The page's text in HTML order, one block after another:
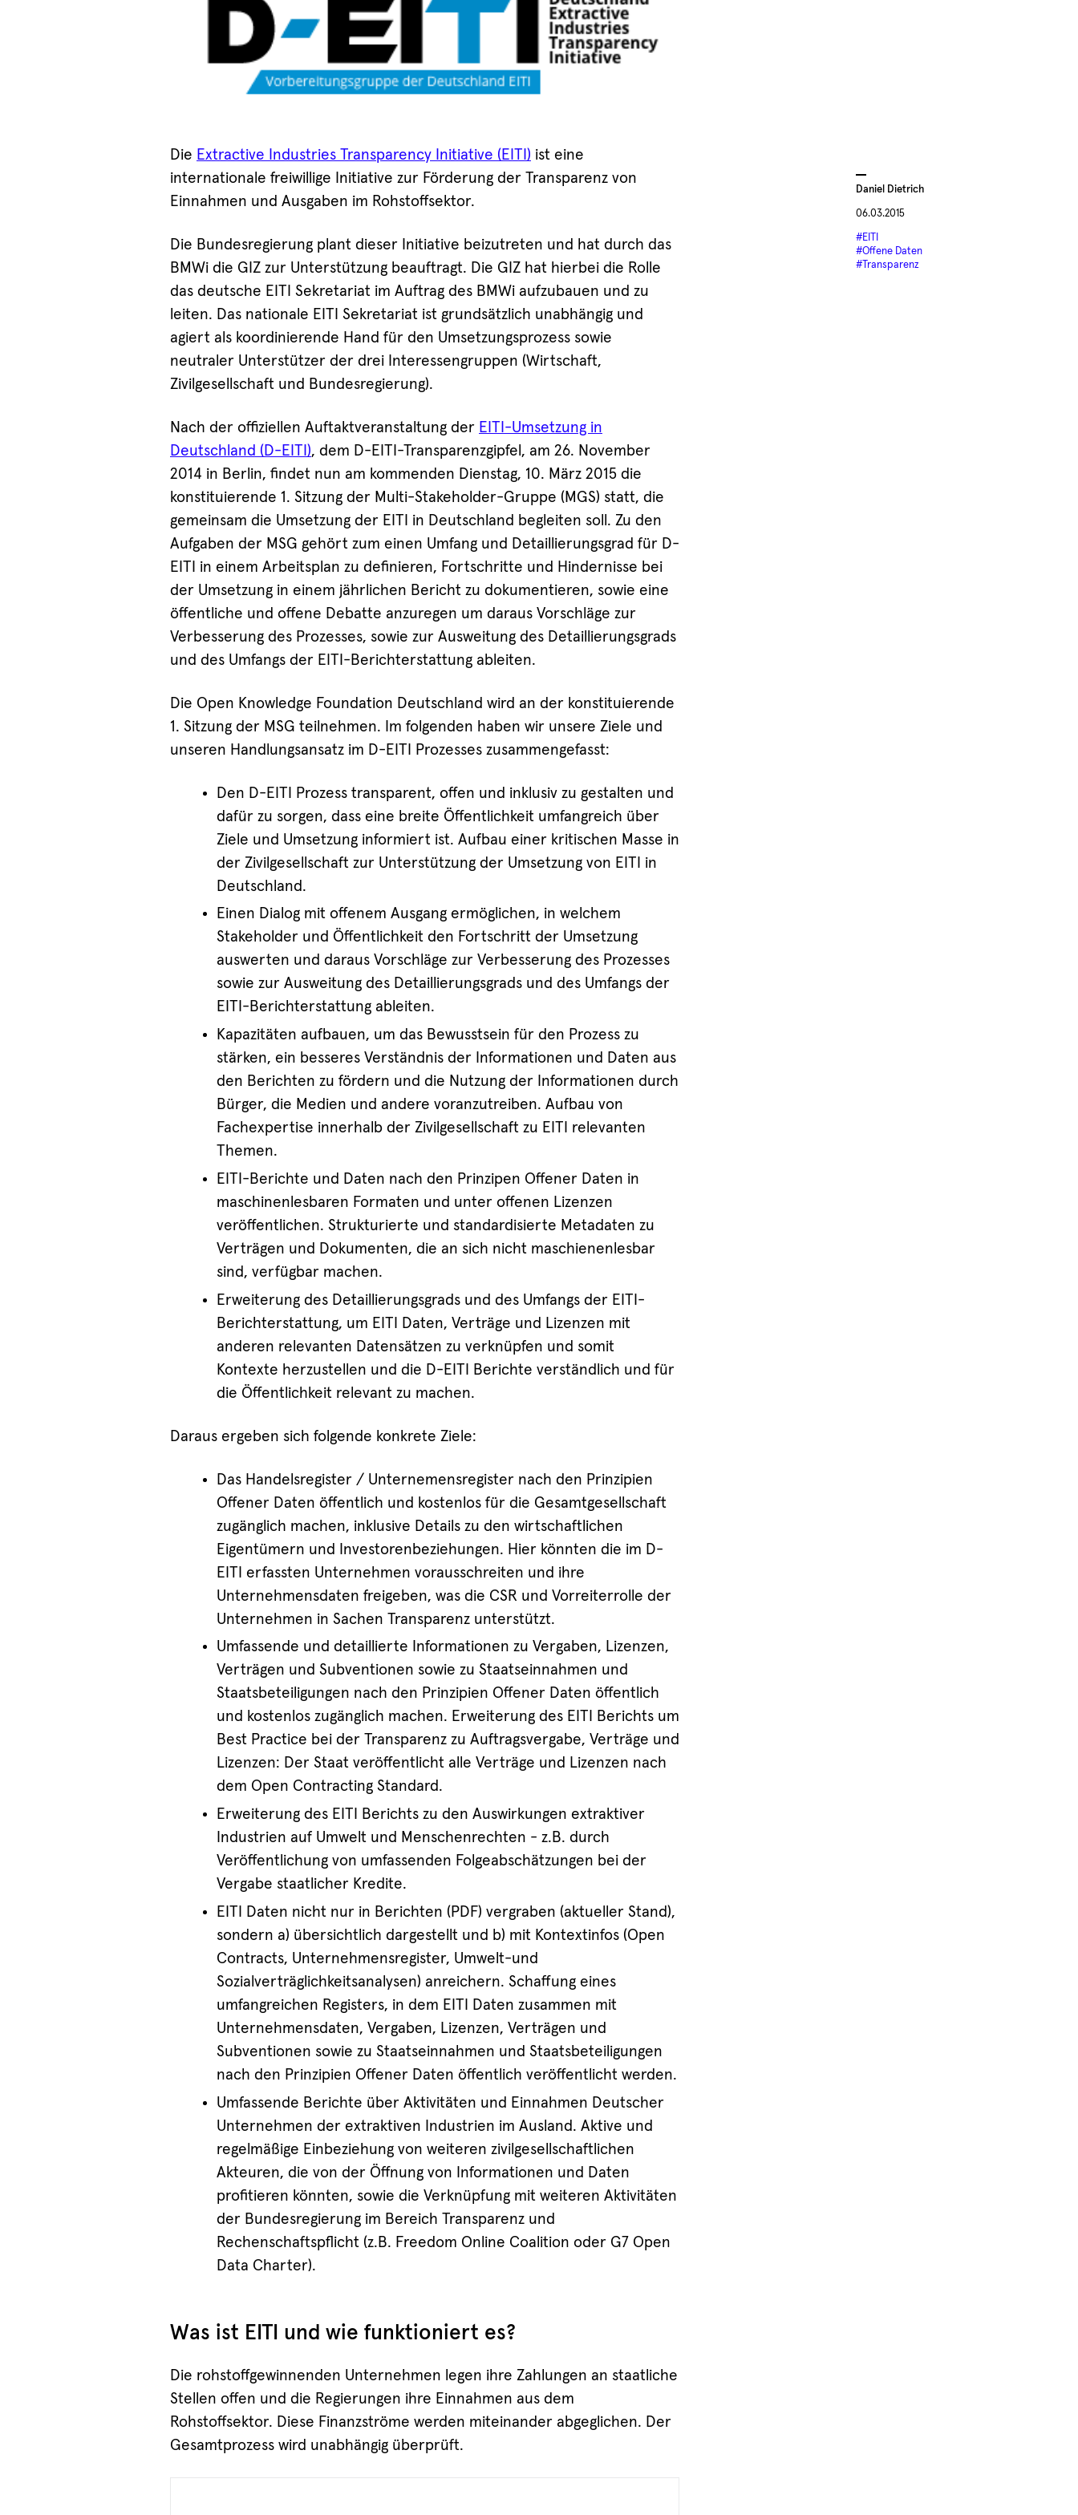
Daniel Dietrich
06.03.2015
#EITI
#Offene Daten
#Transparenz
Die Extractive Industries Transparency Initiative (EITI) ist eine
internationale freiwillige Initiative zur Förderung der Transparenz von
Einnahmen und Ausgaben im Rohstoffsektor.
Die Bundesregierung plant dieser Initiative beizutreten und hat durch das
BMWi die GIZ zur Unterstützung beauftragt. Die GIZ hat hierbei die Rolle
das deutsche EITI Sekretariat im Auftrag des BMWi aufzubauen und zu
leiten. Das nationale EITI Sekretariat ist grundsätzlich unabhängig und
agiert als koordinierende Hand für den Umsetzungsprozess sowie
neutraler Unterstützer der drei Interessengruppen (Wirtschaft,
Zivilgesellschaft und Bundesregierung).
Nach der offiziellen Auftaktveranstaltung der EITI-Umsetzung in
Deutschland (D-EITI), dem D-EITI-Transparenzgipfel, am 26. November
2014 in Berlin, findet nun am kommenden Dienstag, 10. März 2015 die
konstituierende 1. Sitzung der Multi-Stakeholder-Gruppe (MGS) statt, die
gemeinsam die Umsetzung der EITI in Deutschland begleiten soll. Zu den
Aufgaben der MSG gehört zum einen Umfang und Detaillierungsgrad für D-
EITI in einem Arbeitsplan zu definieren, Fortschritte und Hindernisse bei
der Umsetzung in einem jährlichen Bericht zu dokumentieren, sowie eine
öffentliche und offene Debatte anzuregen um daraus Vorschläge zur
Verbesserung des Prozesses, sowie zur Ausweitung des Detaillierungsgrads
und des Umfangs der EITI-Berichterstattung ableiten.
Die Open Knowledge Foundation Deutschland wird an der konstituierende
1. Sitzung der MSG teilnehmen. Im folgenden haben wir unsere Ziele und
unseren Handlungsansatz im D-EITI Prozesses zusammengefasst:
Den D-EITI Prozess transparent, offen und inklusiv zu gestalten und
dafür zu sorgen, dass eine breite Öffentlichkeit umfangreich über
Ziele und Umsetzung informiert ist. Aufbau einer kritischen Masse in
der Zivilgesellschaft zur Unterstützung der Umsetzung von EITI in
Deutschland.
Einen Dialog mit offenem Ausgang ermöglichen, in welchem
Stakeholder und Öffentlichkeit den Fortschritt der Umsetzung
auswerten und daraus Vorschläge zur Verbesserung des Prozesses
sowie zur Ausweitung des Detaillierungsgrads und des Umfangs der
EITI-Berichterstattung ableiten.
Kapazitäten aufbauen, um das Bewusstsein für den Prozess zu
stärken, ein besseres Verständnis der Informationen und Daten aus
den Berichten zu fördern und die Nutzung der Informationen durch
Bürger, die Medien und andere voranzutreiben. Aufbau von
Fachexpertise innerhalb der Zivilgesellschaft zu EITI relevanten
Themen.
EITI-Berichte und Daten nach den Prinzipen Offener Daten in
maschinenlesbaren Formaten und unter offenen Lizenzen
veröffentlichen. Strukturierte und standardisierte Metadaten zu
Verträgen und Dokumenten, die an sich nicht maschienenlesbar
sind, verfügbar machen.
Erweiterung des Detaillierungsgrads und des Umfangs der EITI-
Berichterstattung, um EITI Daten, Verträge und Lizenzen mit
anderen relevanten Datensätzen zu verknüpfen und somit
Kontexte herzustellen und die D-EITI Berichte verständlich und für
die Öffentlichkeit relevant zu machen.
Daraus ergeben sich folgende konkrete Ziele:
Das Handelsregister / Unternemensregister nach den Prinzipien
Offener Daten öffentlich und kostenlos für die Gesamtgesellschaft
zugänglich machen, inklusive Details zu den wirtschaftlichen
Eigentümern und Investorenbeziehungen. Hier könnten die im D-
EITI erfassten Unternehmen vorausschreiten und ihre
Unternehmensdaten freigeben, was die CSR und Vorreiterrolle der
Unternehmen in Sachen Transparenz unterstützt.
Umfassende und detaillierte Informationen zu Vergaben, Lizenzen,
Verträgen und Subventionen sowie zu Staatseinnahmen und
Staatsbeteiligungen nach den Prinzipien Offener Daten öffentlich
und kostenlos zugänglich machen. Erweiterung des EITI Berichts um
Best Practice bei der Transparenz zu Auftragsvergabe, Verträge und
Lizenzen: Der Staat veröffentlicht alle Verträge und Lizenzen nach
dem Open Contracting Standard.
Erweiterung des EITI Berichts zu den Auswirkungen extraktiver
Industrien auf Umwelt und Menschenrechten - z.B. durch
Veröffentlichung von umfassenden Folgeabschätzungen bei der
Vergabe staatlicher Kredite.
EITI Daten nicht nur in Berichten (PDF) vergraben (aktueller Stand),
sondern a) übersichtlich dargestellt und b) mit Kontextinfos (Open
Contracts, Unternehmensregister, Umwelt-und
Sozialverträglichkeitsanalysen) anreichern. Schaffung eines
umfangreichen Registers, in dem EITI Daten zusammen mit
Unternehmensdaten, Vergaben, Lizenzen, Verträgen und
Subventionen sowie zu Staatseinnahmen und Staatsbeteiligungen
nach den Prinzipien Offener Daten öffentlich veröffentlicht werden.
Umfassende Berichte über Aktivitäten und Einnahmen Deutscher
Unternehmen der extraktiven Industrien im Ausland. Aktive und
regelmäßige Einbeziehung von weiteren zivilgesellschaftlichen
Akteuren, die von der Öffnung von Informationen und Daten
profitieren könnten, sowie die Verknüpfung mit weiteren Aktivitäten
der Bundesregierung im Bereich Transparenz und
Rechenschaftspflicht (z.B. Freedom Online Coalition oder G7 Open
Data Charter).
Was ist EITI und wie funktioniert es?
Die rohstoffgewinnenden Unternehmen legen ihre Zahlungen an staatliche
Stellen offen und die Regierungen ihre Einnahmen aus dem
Rohstoffsektor. Diese Finanzströme werden miteinander abgeglichen. Der
Gesamtprozess wird unabhängig überprüft.